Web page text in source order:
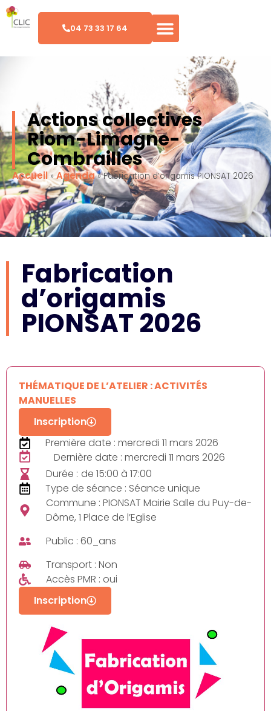
04 73 33 17 64
Actions collectives
Riom-Limagne-
Combrailles
Accueil»Agenda»Fabrication d’origamis PIONSAT 2026
Fabrication
d’origamis
PIONSAT 2026
THÉMATIQUE DE L’ATELIER : ACTIVITÉS
MANUELLES
Inscription
Première date : mercredi 11 mars 2026
Dernière date : mercredi 11 mars 2026
Durée : de 15:00 à 17:00
Type de séance : Séance unique
Commune : PIONSAT Mairie Salle du Puy-de-
Dôme, 1 Place de l’Eglise
Public : 60_ans
Transport : Non
Accès PMR : oui
Inscription